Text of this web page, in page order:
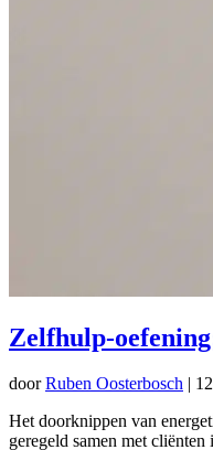
Zelfhulp-
doorRuben Oosterbosch |
Het doorknippen van
geregeld samen met